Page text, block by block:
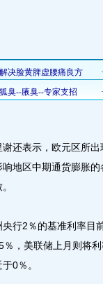
表示，欧元区所出
响地区中期通货膨胀
2％的基准利率目前
％，美联储上月则将
0％。